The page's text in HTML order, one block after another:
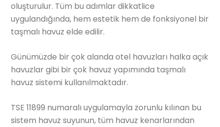
oluşturulur. Tüm bu adımlar dikkatlice
uygulandığında, hem estetik hem de fonksiyonel bir
taşmalı havuz elde edilir.
Günümüzde bir çok alanda otel havuzları halka açık
havuzlar gibi bir çok havuz yapımında taşmalı
havuz sistemi kullanılmaktadır.
TSE 11899 numaralı uygulamayla zorunlu kılınan bu
sistem havuz suyunun, tüm havuz kenarlarından